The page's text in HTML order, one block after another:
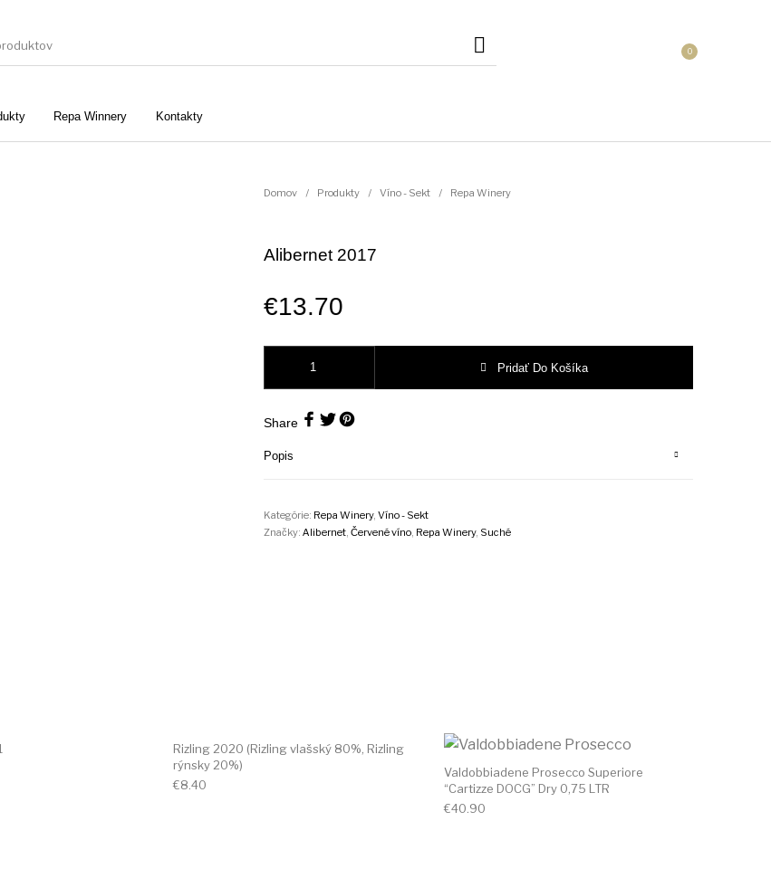
0
Repa Winnery Kontakty
Víno - Sekt
Domov / Produkty / Víno - Sekt / Repa Winery
Alibernet 2017
€13.70
Pridať Do Košíka
Share
Popis
Kategórie: Repa Winery, Víno - Sekt
Značky: Alibernet, Červené víno, Repa Winery, Suché
Rizling 2020 (Rizling vlašský 80%, Rizling
rýnsky 20%)
€8.40
Valdobbiadene Prosecco Superiore
“Cartizze DOCG” Dry 0,75 LTR
€40.90